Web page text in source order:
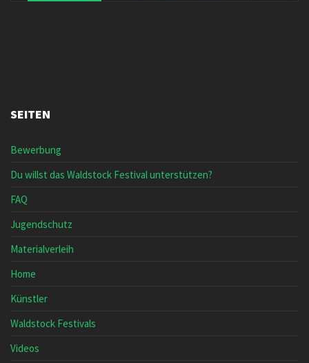
SEITEN
Bewerbung
Du willst das Waldstock Festival unterstützen?
FAQ
Jugendschutz
Materialverleih
Home
Künstler
Waldstock Festivals
Videos